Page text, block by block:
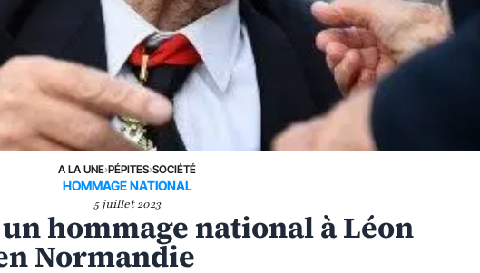
A LA UNE›PÉPITES›SOCIÉTÉ
HOMMAGE NATIONAL
5 juillet 2023
hommage national à Léon
Normandie